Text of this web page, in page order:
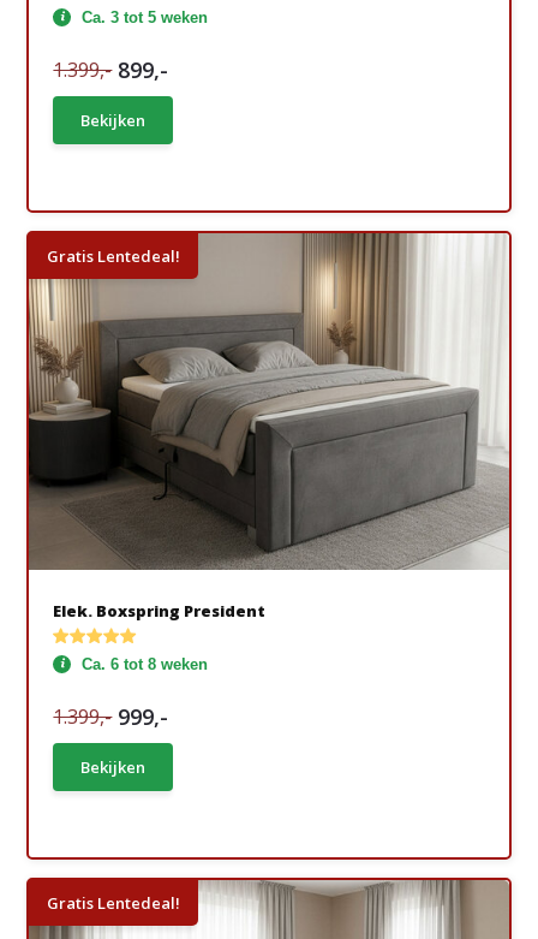
Ca. 3 tot 5 weken
1.399,- 899,-
Bekijken
Gratis Lentedeal!
Elek. Boxspring President
Ca. 6 tot 8 weken
1.399,- 999,-
Bekijken
Gratis Lentedeal!